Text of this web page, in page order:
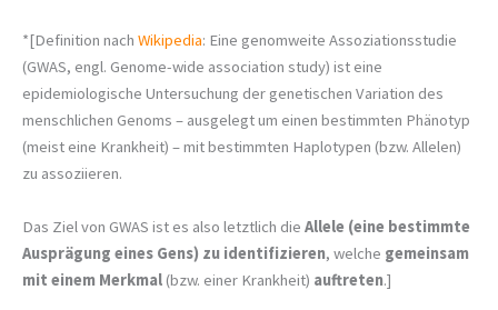
*[Definition nach Wikipedia: Eine genomweite Assoziationsstudie
(GWAS, engl. Genome-wide association study) ist eine
epidemiologische Untersuchung der genetischen Variation des
menschlichen Genoms – ausgelegt um einen bestimmten Phänotyp
(meist eine Krankheit) – mit bestimmten Haplotypen (bzw. Allelen)
zu assoziieren.
Das Ziel von GWAS ist es also letztlich die Allele (eine bestimmte
Ausprägung eines Gens) zu identifizieren, welche gemeinsam
mit einem Merkmal (bzw. einer Krankheit) auftreten.]